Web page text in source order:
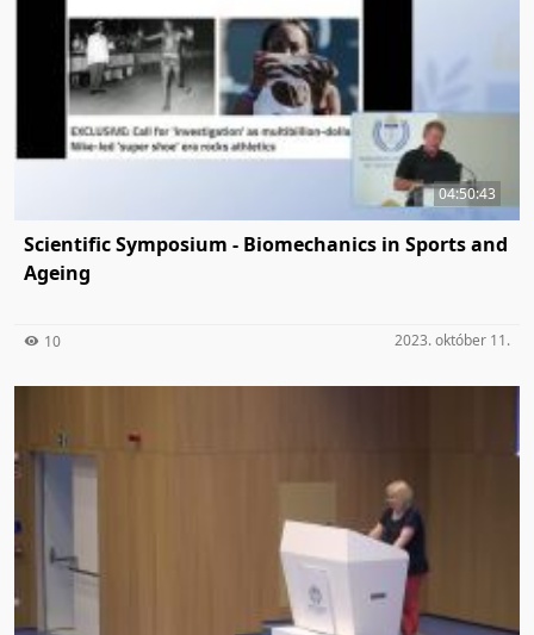
04:50:43
Scientific Symposium - Biomechanics in Sports and
Ageing
10 2023. október 11.